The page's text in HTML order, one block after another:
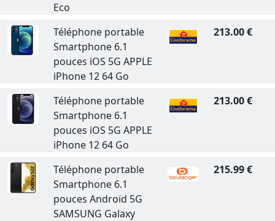
Eco
Téléphone portable
Smartphone 6.1
pouces iOS 5G APPLE
iPhone 12 64 Go
213.00 €
Téléphone portable
Smartphone 6.1
pouces iOS 5G APPLE
iPhone 12 64 Go
213.00 €
Téléphone portable
Smartphone 6.1
pouces Androïd 5G
SAMSUNG Galaxy
215.99 €